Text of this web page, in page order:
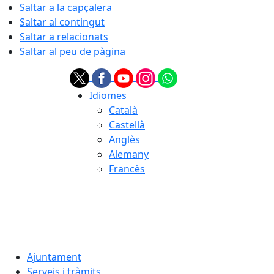
Saltar a la capçalera
Saltar al contingut
Saltar a relacionats
Saltar al peu de pàgina
Idiomes
Català
Castellà
Anglès
Alemany
Francès
Ajuntament